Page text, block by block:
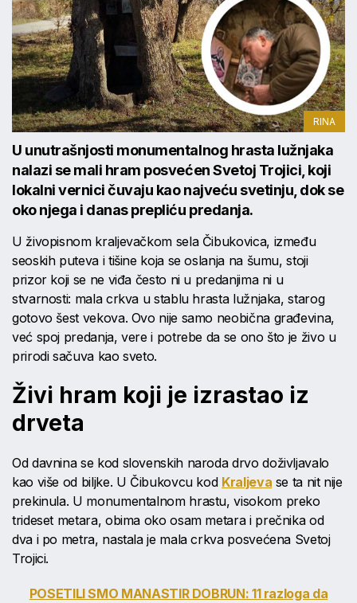
RINA
U unutrašnjosti monumentalnog hrasta lužnjaka
nalazi se mali hram posvećen Svetoj Trojici, koji
lokalni vernici čuvaju kao najveću svetinju, dok se
oko njega i danas prepliću predanja.
U živopisnom kraljevačkom sela Čibukovica, između
seoskih puteva i tišine koja se oslanja na šumu, stoji
prizor koji se ne viđa često ni u predanjima ni u
stvarnosti: mala crkva u stablu hrasta lužnjaka, starog
gotovo šest vekova. Ovo nije samo neobična građevina,
već spoj predanja, vere i potrebe da se ono što je živo u
prirodi sačuva kao sveto.
Živi hram koji je izrastao iz
drveta
Od davnina se kod slovenskih naroda drvo doživljavalo
kao više od biljke. U Čibukovcu kod Kraljeva se ta nit nije
prekinula. U monumentalnom hrastu, visokom preko
trideset metara, obima oko osam metara i prečnika od
dva i po metra, nastala je mala crkva posvećena Svetoj
Trojici.
POSETILI SMO MANASTIR DOBRUN: 11 razloga da